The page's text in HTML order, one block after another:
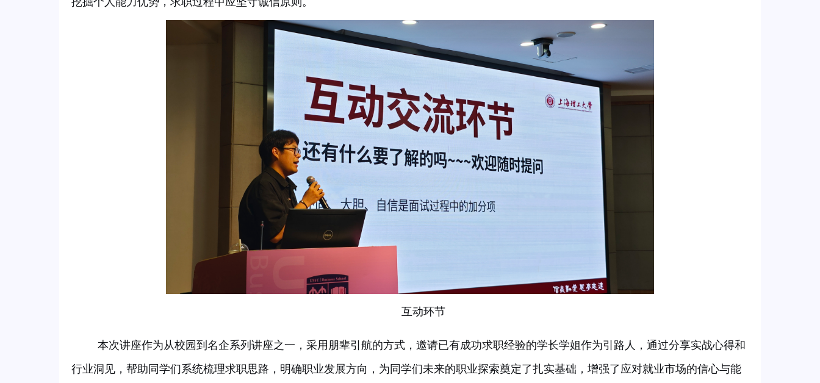
互动环节
本次讲座作为从校园到名企系列讲座之一，采用朋辈引航的方式，邀请已有成功求职经验的学长学姐作为引路人，通过分享实战心得和
行业洞见，帮助同学们系统梳理求职思路，明确职业发展方向，为同学们未来的职业探索奠定了扎实基础，增强了应对就业市场的信心与能